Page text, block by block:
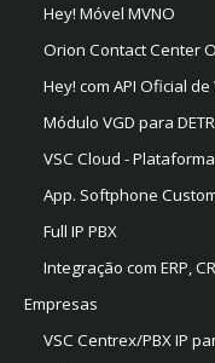
Hey! Móvel MVNO
Orion Contact Center
Hey! com API Oficial
Módulo VGD para
VSC Cloud -
App. Softphone
Full IP PBX
Integração com ERP,
Empresas
VSC Centrex/PBX IP